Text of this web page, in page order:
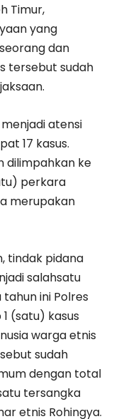
Timur,
yang
dan
tersebut sudah
atensi
17 kasus.
dilimpahkan ke
perkara
merupakan
tindak pidana
salahsatu
ini Polres
(satu) kasus
warga etnis
sudah
dengan total
tersangka
etnis Rohingya.